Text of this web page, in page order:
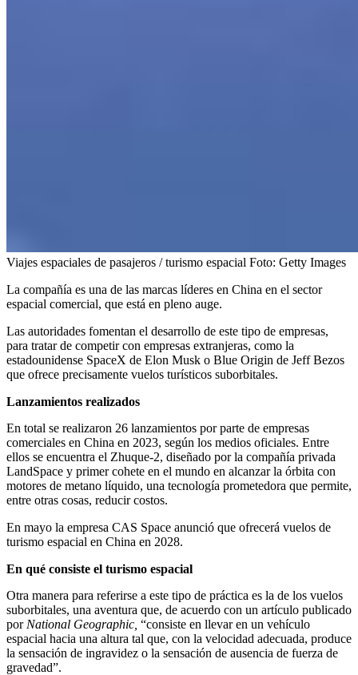
Viajes espaciales de pasajeros / turismo espacial Foto: Getty Images
La compañía es una de las marcas líderes en China en el sector
espacial comercial, que está en pleno auge.
Las autoridades fomentan el desarrollo de este tipo de empresas,
para tratar de competir con empresas extranjeras, como la
estadounidense SpaceX de Elon Musk o Blue Origin de Jeff Bezos
que ofrece precisamente vuelos turísticos suborbitales.
Lanzamientos realizados
En total se realizaron 26 lanzamientos por parte de empresas
comerciales en China en 2023, según los medios oficiales. Entre
ellos se encuentra el Zhuque-2, diseñado por la compañía privada
LandSpace y primer cohete en el mundo en alcanzar la órbita con
motores de metano líquido, una tecnología prometedora que permite,
entre otras cosas, reducir costos.
En mayo la empresa CAS Space anunció que ofrecerá vuelos de
turismo espacial en China en 2028.
En qué consiste el turismo espacial
Otra manera para referirse a este tipo de práctica es la de los vuelos
suborbitales, una aventura que, de acuerdo con un artículo publicado
por National Geographic, “consiste en llevar en un vehículo
espacial hacia una altura tal que, con la velocidad adecuada, produce
la sensación de ingravidez o la sensación de ausencia de fuerza de
gravedad”.